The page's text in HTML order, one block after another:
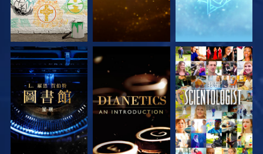
探索系列節目 探索系列節目 觀看